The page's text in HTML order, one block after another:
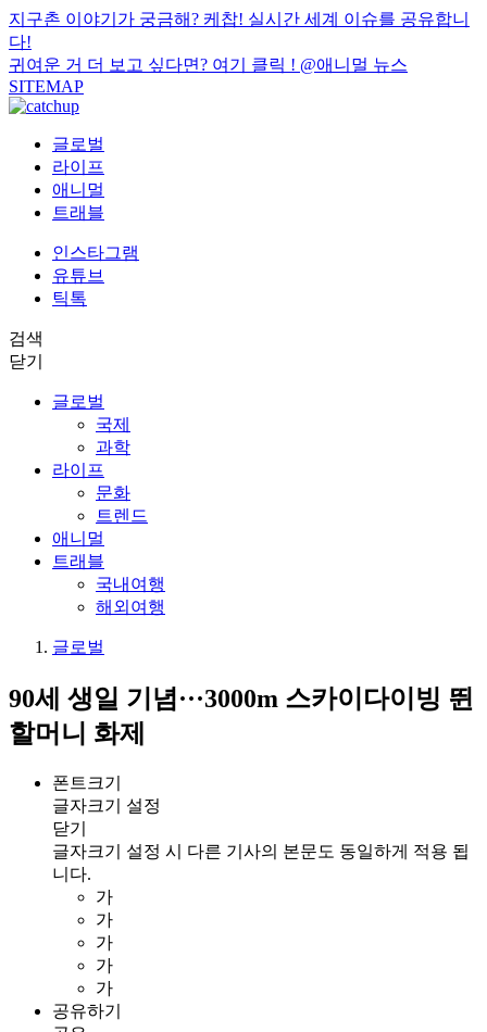
지구촌 이야기가 궁금해? 케찹! 실시간 세계 이슈를 공유합니
다!
귀여운 거 더 보고 싶다면? 여기 클릭 ! @애니멀 뉴스
SITEMAP
글로벌
라이프
애니멀
트래블
인스타그램
유튜브
틱톡
검색
닫기
글로벌
국제
과학
라이프
문화
트렌드
애니멀
트래블
국내여행
해외여행
글로벌
90세 생일 기념···3000m 스카이다이빙 뛴
할머니 화제
폰트크기
글자크기 설정
닫기
글자크기 설정 시 다른 기사의 본문도 동일하게 적용 됩
니다.
가
가
가
가
가
공유하기